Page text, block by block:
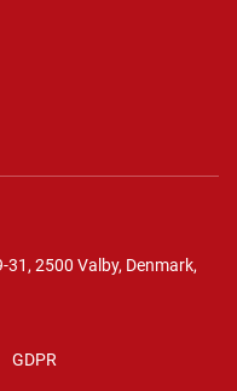
2500 Valby, Denmark,
GDPR